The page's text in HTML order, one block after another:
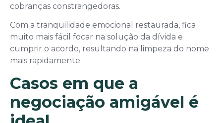
cobranças constrangedoras.
Com a tranquilidade emocional restaurada, fica
muito mais fácil focar na solução da dívida e
cumprir o acordo, resultando na limpeza do nome
mais rapidamente.
Casos em que a
negociação amigável é